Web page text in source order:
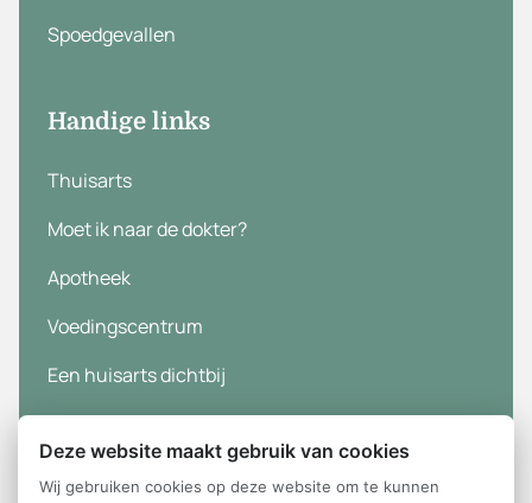
Spoedgevallen
Handige links
Thuisarts
Moet ik naar de dokter?
Apotheek
Voedingscentrum
Een huisarts dichtbij
Deze website maakt gebruik van cookies
Wij gebruiken cookies op deze website om te kunnen